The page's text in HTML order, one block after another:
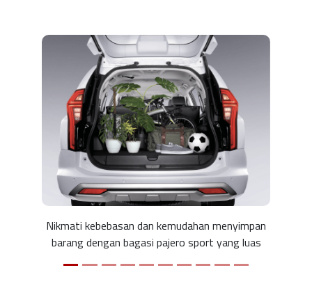
Nikmati kebebasan dan kemudahan menyimpan
barang dengan bagasi pajero sport yang luas